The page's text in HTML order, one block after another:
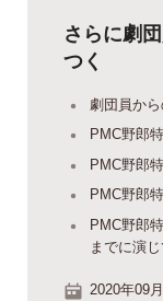
さらに劇
つく
劇団員か
PMC野郎
PMC野郎特
PMC野郎
PMC野郎
までに演
2020年09